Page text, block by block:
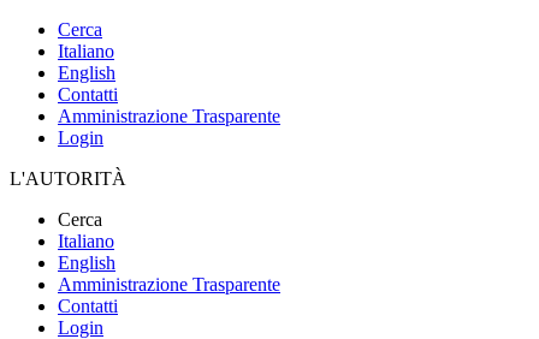
Cerca
Italiano
English
Contatti
Amministrazione Trasparente
Login
L'AUTORITÀ
Cerca
Italiano
English
Amministrazione Trasparente
Contatti
Login